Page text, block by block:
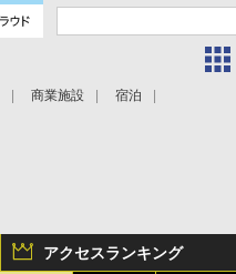
商業施設 宿泊
アクセスランキング